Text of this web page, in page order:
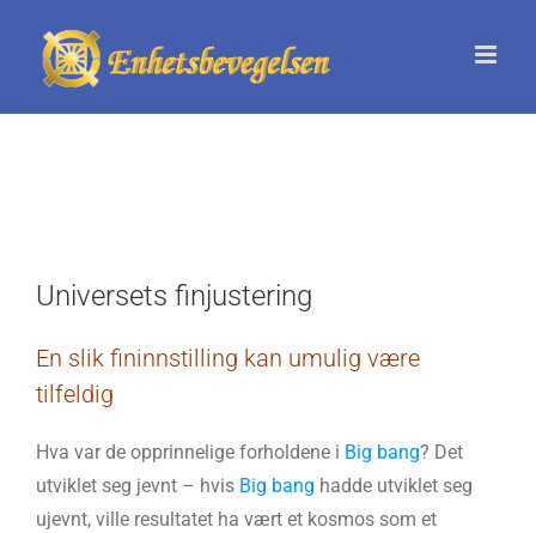
content
Universets finjustering
En slik fininnstilling kan umulig være
tilfeldig
Hva var de opprinnelige forholdene i Big bang? Det
utviklet seg jevnt – hvis Big bang hadde utviklet seg
ujevnt, ville resultatet ha vært et kosmos som et